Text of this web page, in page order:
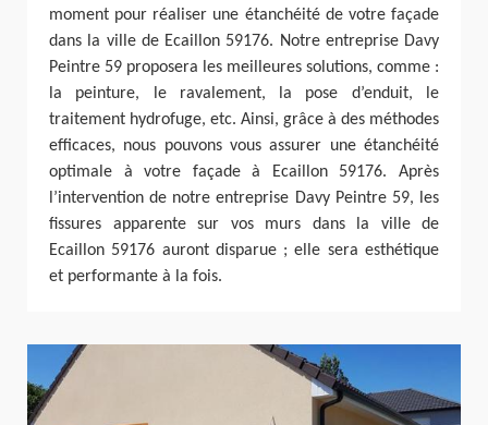
moment pour réaliser une étanchéité de votre façade
dans la ville de Ecaillon 59176. Notre entreprise Davy
Peintre 59 proposera les meilleures solutions, comme :
la peinture, le ravalement, la pose d’enduit, le
traitement hydrofuge, etc. Ainsi, grâce à des méthodes
efficaces, nous pouvons vous assurer une étanchéité
optimale à votre façade à Ecaillon 59176. Après
l’intervention de notre entreprise Davy Peintre 59, les
fissures apparente sur vos murs dans la ville de
Ecaillon 59176 auront disparue ; elle sera esthétique
et performante à la fois.